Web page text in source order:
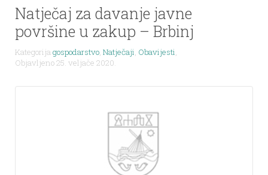
Natječaj za davanje javne
površine u zakup – Brbinj
Kategorijagospodarstvo, Natječaji, Obavijesti,
Objavljeno 25. veljače 2020.